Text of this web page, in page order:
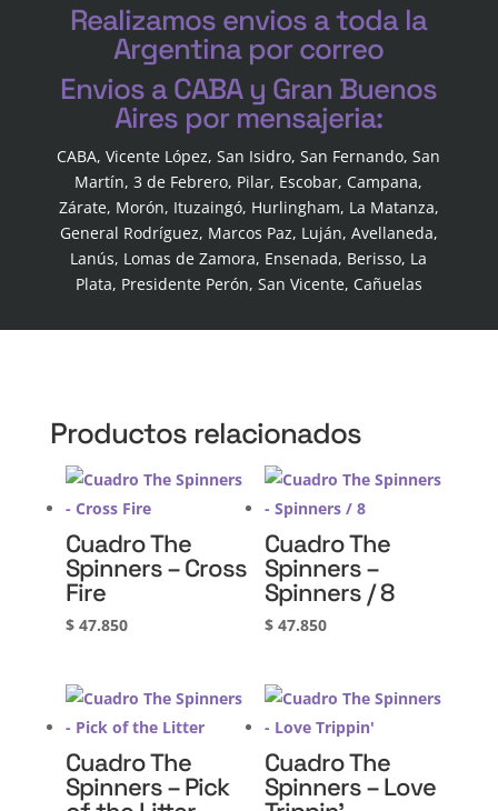
Realizamos envios a toda la
Argentina por correo
Envios a CABA y Gran Buenos
Aires por mensajeria:
CABA, Vicente López, San Isidro, San Fernando, San
Martín, 3 de Febrero, Pilar, Escobar, Campana,
Zárate, Morón, Ituzaingó, Hurlingham, La Matanza,
General Rodríguez, Marcos Paz, Luján, Avellaneda,
Lanús, Lomas de Zamora, Ensenada, Berisso, La
Plata, Presidente Perón, San Vicente, Cañuelas
Productos relacionados
Cuadro The
Spinners – Cross
Fire
$47.850
Cuadro The
Spinners –
Spinners / 8
$47.850
Cuadro The
Spinners – Pick
Cuadro The
Spinners – Love